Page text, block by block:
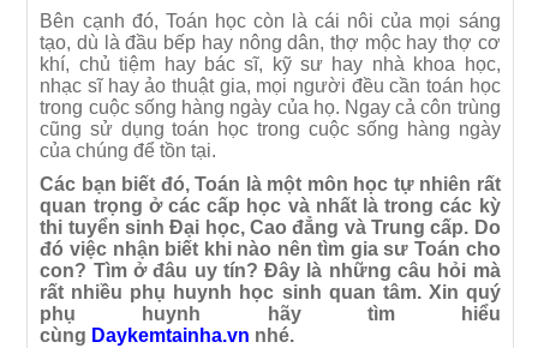
Bên cạnh đó, Toán học còn là cái nôi của mọi sáng
tạo, dù là đầu bếp hay nông dân, thợ mộc hay thợ cơ
khí, chủ tiệm hay bác sĩ, kỹ sư hay nhà khoa học,
nhạc sĩ hay ảo thuật gia, mọi người đều cần toán học
trong cuộc sống hàng ngày của họ. Ngay cả côn trùng
cũng sử dụng toán học trong cuộc sống hàng ngày
của chúng để tồn tại.
Các bạn biết đó, Toán là một môn học tự nhiên rất
quan trọng ở các cấp học và nhất là trong các kỳ
thi tuyển sinh Đại học, Cao đẳng và Trung cấp. Do
đó việc nhận biết khi nào nên tìm gia sư Toán cho
con? Tìm ở đâu uy tín? Đây là những câu hỏi mà
rất nhiều phụ huynh học sinh quan tâm. Xin quý
phụ huynh hãy tìm hiểu
cùng Daykemtainha.vn nhé.